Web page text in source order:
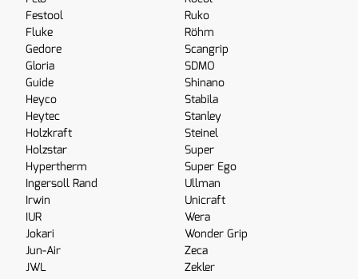
Festool
Fluke
Gedore
Gloria
Guide
Heyco
Heytec
Holzkraft
Holzstar
Hypertherm
Ingersoll Rand
Irwin
IUR
Jokari
Jun-Air
JWL
Ruko
Röhm
Scangrip
SDMO
Shinano
Stabila
Stanley
Steinel
Super
Super Ego
Ullman
Unicraft
Wera
Wonder Grip
Zeca
Zekler